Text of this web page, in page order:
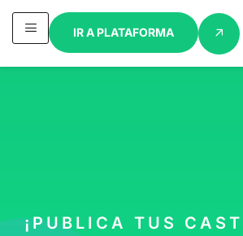
IR A PLATAFORMA
¡PUBLICA TUS